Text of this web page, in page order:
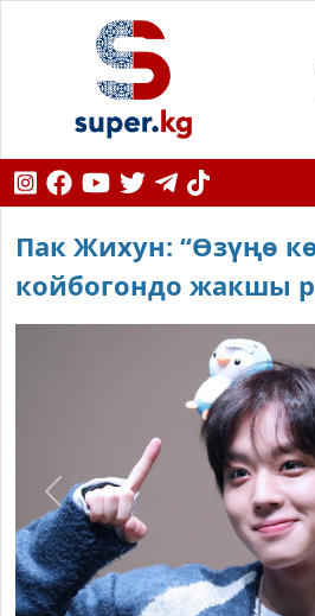
Пак Жихун: “Өзүңө
койбогондо жакшы
Previous